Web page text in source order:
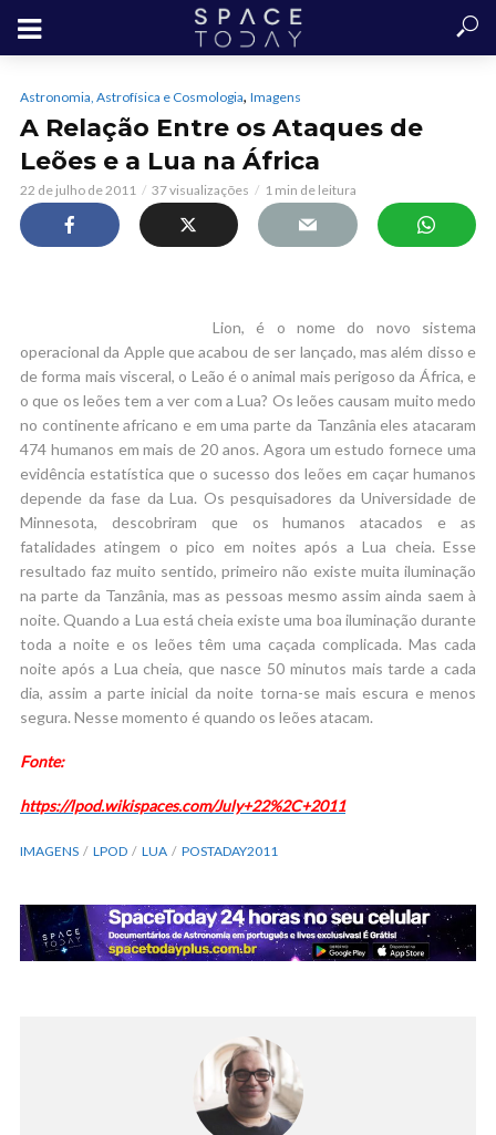
Astronomia, Astrofísica e Cosmologia, Imagens
A Relação Entre os Ataques de
Leões e a Lua na África
22 de julho de 2011 37 visualizações 1 min de leitura
Lion, é o nome do novo sistema
operacional da Apple que acabou de ser lançado, mas além disso e
de forma mais visceral, o Leão é o animal mais perigoso da África, e
o que os leões tem a ver com a Lua? Os leões causam muito medo
no continente africano e em uma parte da Tanzânia eles atacaram
474 humanos em mais de 20 anos. Agora um estudo fornece uma
evidência estatística que o sucesso dos leões em caçar humanos
depende da fase da Lua. Os pesquisadores da Universidade de
Minnesota, descobriram que os humanos atacados e as
fatalidades atingem o pico em noites após a Lua cheia. Esse
resultado faz muito sentido, primeiro não existe muita iluminação
na parte da Tanzânia, mas as pessoas mesmo assim ainda saem à
noite. Quando a Lua está cheia existe uma boa iluminação durante
toda a noite e os leões têm uma caçada complicada. Mas cada
noite após a Lua cheia, que nasce 50 minutos mais tarde a cada
dia, assim a parte inicial da noite torna-se mais escura e menos
segura. Nesse momento é quando os leões atacam.
Fonte:
https://lpod.wikispaces.com/July+22%2C+2011
IMAGENS LPOD LUA POSTADAY2011